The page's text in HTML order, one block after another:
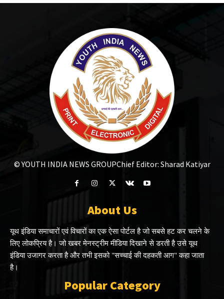
© YOUTH INDIA NEWS GROUPChief Editor: Sharad Katiyar
About Us
यूथ इंडिया समाचारों एवं विचारों का एक ऐसा पोर्टल है जो सबसे हट कर चलने के
लिए लोकप्रिय है। जो खबर मेनस्ट्रीम मीडिया दिखाने से डरती है उसे यूथ
इंडिया उजागर करता है और तभी इसको "सच्चाई की दहकती आग" कहा जाता
है।
Popular Category